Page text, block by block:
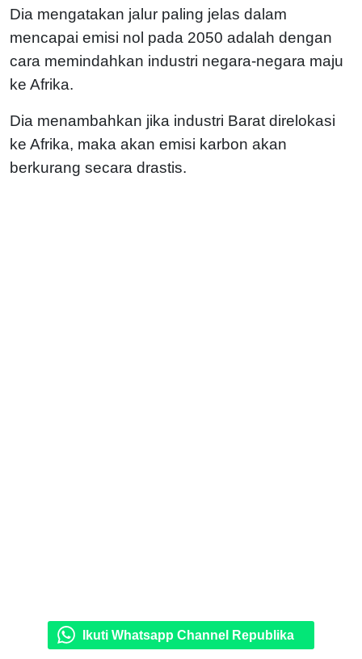
Dia mengatakan jalur paling jelas dalam
mencapai emisi nol pada 2050 adalah dengan
cara memindahkan industri negara-negara maju
ke Afrika.
Dia menambahkan jika industri Barat direlokasi
ke Afrika, maka akan emisi karbon akan
berkurang secara drastis.
Ikuti Whatsapp Channel Republika